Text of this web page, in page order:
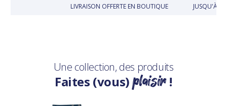
LIVRAISON OFFERTE EN BOUTIQUE JUSQU'À
Une collection, des produits
Faites (vous)plaisir!